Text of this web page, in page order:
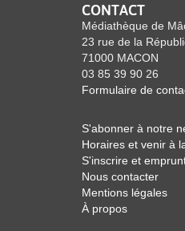
CONTACT
Médiathèque de
23 rue de la
71000 MACON
03 85 39 90 26
Formulaire de
S'abonner à notre
Horaires et venir à
S'inscrire et
Nous contacter
Mentions légales
À propos